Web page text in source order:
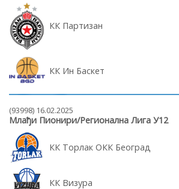
КК Партизан
КК Ин Баскет
(93998) 16.02.2025
Млађи Пионири/Регионална Лига У12
КК Торлак ОКК Београд
КК Визура